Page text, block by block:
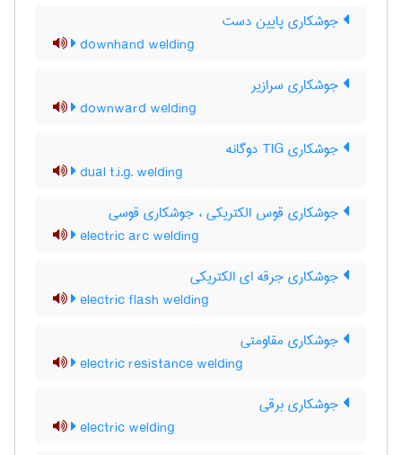
جوشکاری پایین دست
downhand welding
جوشکاری سرازیر
downward welding
جوشکاری TIG دوگانه
dual t.i.g. welding
جوشکاری قوس الکتریکی ، جوشکاری قوسی
electric arc welding
جوشکاری جرقه ای الکتریکی
electric flash welding
جوشکاری مقاومتی
electric resistance welding
جوشکاری برقی
electric welding